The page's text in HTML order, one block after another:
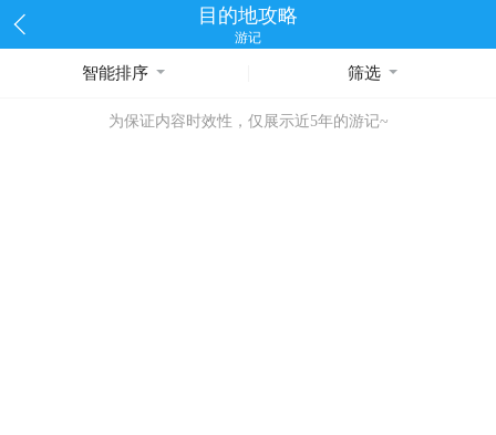
目的地攻略
游记
智能排序 筛选
为保证内容时效性，仅展示近5年的游记~